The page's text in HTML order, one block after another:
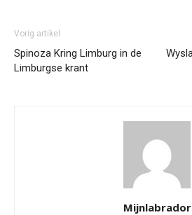
Vorig artikel
Spinoza Kring Limburg in de
Limburgse krant
Mijnlabrador